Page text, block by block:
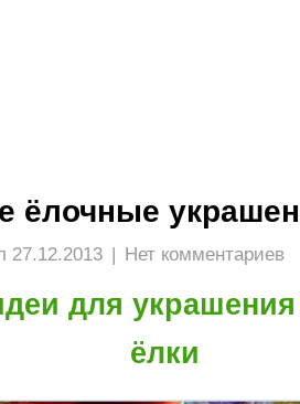
ёлочные
27.12.2013 | Нет комментариев
для
ёлки